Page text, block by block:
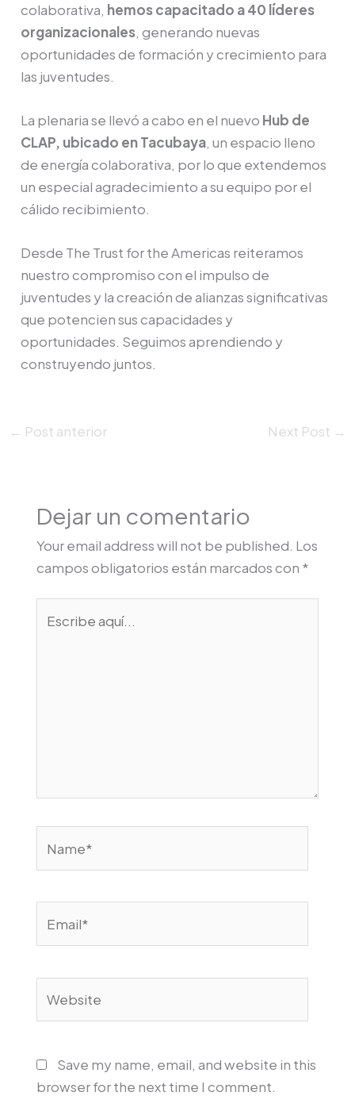
colaborativa, hemos capacitado a 40 líderes
organizacionales, generando nuevas
oportunidades de formación y crecimiento para
las juventudes.
La plenaria se llevó a cabo en el nuevo Hub de
CLAP, ubicado en Tacubaya, un espacio lleno
de energía colaborativa, por lo que extendemos
un especial agradecimiento a su equipo por el
cálido recibimiento.
Desde The Trust for the Americas reiteramos
nuestro compromiso con el impulso de
juventudes y la creación de alianzas significativas
que potencien sus capacidades y
oportunidades. Seguimos aprendiendo y
construyendo juntos.
← Post anterior Next Post →
Dejar un comentario
Your email address will not be published. Los
campos obligatorios están marcados con *
aquí...
Save my name, email, and website in this
browser for the next time I comment.